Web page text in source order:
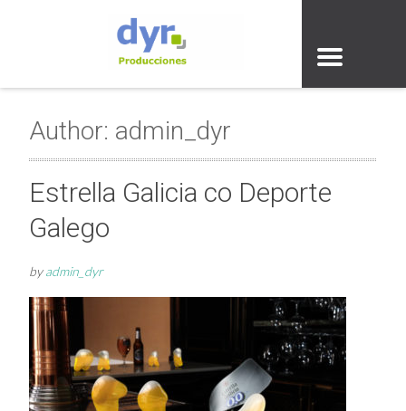
Author: admin_dyr
Estrella Galicia co Deporte
Galego
byadmin_dyr